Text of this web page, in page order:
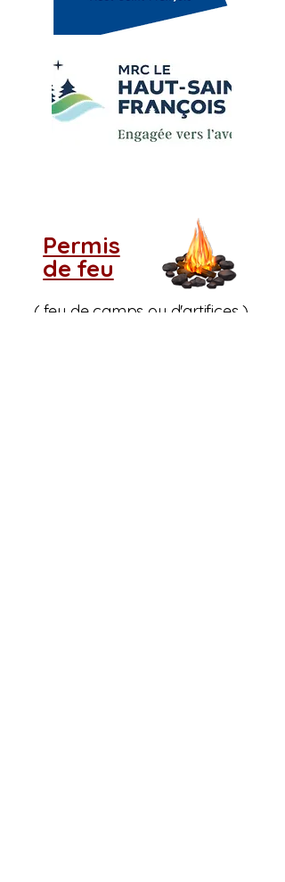
Permis
de feu
( feu de camps ou d'artifices )